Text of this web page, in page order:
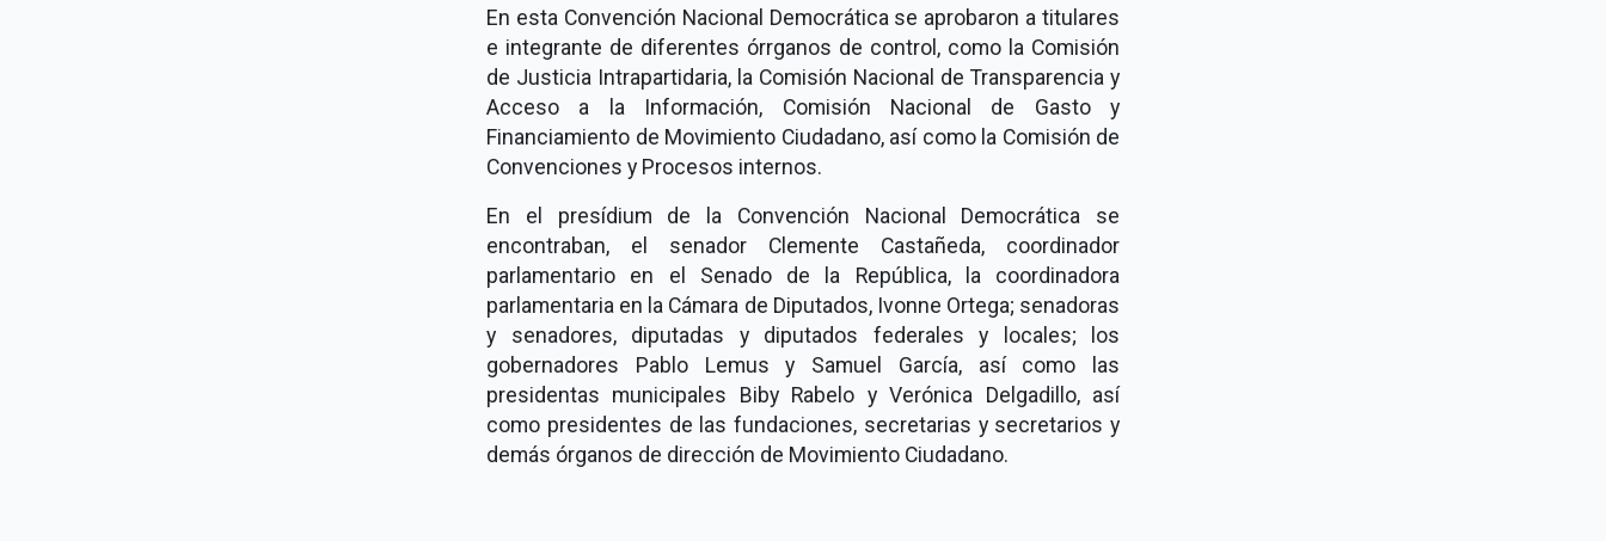
En esta Convención Nacional Democrática se aprobaron a titulares
e integrante de diferentes órrganos de control, como la Comisión
de Justicia Intrapartidaria, la Comisión Nacional de Transparencia y
Acceso a la Información, Comisión Nacional de Gasto y
Financiamiento de Movimiento Ciudadano, así como la Comisión de
Convenciones y Procesos internos.
En el presídium de la Convención Nacional Democrática se
encontraban, el senador Clemente Castañeda, coordinador
parlamentario en el Senado de la República, la coordinadora
parlamentaria en la Cámara de Diputados, Ivonne Ortega; senadoras
y senadores, diputadas y diputados federales y locales; los
gobernadores Pablo Lemus y Samuel García, así como las
presidentas municipales Biby Rabelo y Verónica Delgadillo, así
como presidentes de las fundaciones, secretarias y secretarios y
demás órganos de dirección de Movimiento Ciudadano.